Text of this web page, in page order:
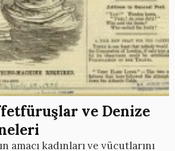
ve Denize
amacı kadınları ve vücutlarını